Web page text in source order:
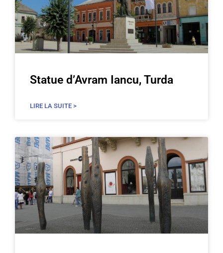
Statue d’Avram Iancu, Turda
LIRE LA SUITE >